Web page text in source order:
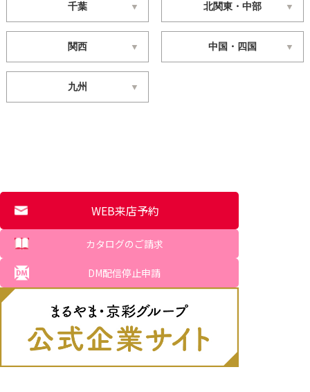
千葉 北関東・中部
関西 中国・四国
九州
WEB来店予約
カタログのご請求
DM配信停止申請